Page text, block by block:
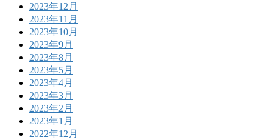
2023年12月
2023年11月
2023年10月
2023年9月
2023年8月
2023年5月
2023年4月
2023年3月
2023年2月
2023年1月
2022年12月